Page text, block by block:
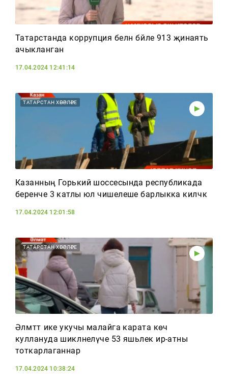
Татарстанда коррупция белән бәйле 913 җинаять
ачыкланган
17.04.2024 12:41:14
ТАТАРСТАН ХӘБӘРЛӘРЕ
Казанның Горький шоссесында республикада
беренче 3 катлы юл чишелеше барлыкка киләчәк
17.04.2024 12:01:58
ТАТАРСТАН ХӘБӘРЛӘРЕ
Әлмәттә ике укучы малайга карата көч
куллануда шикләнелүче 53 яшьлек ир-атны
тоткарлаганнар
17.04.2024 10:38:24